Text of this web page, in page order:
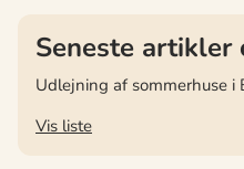
Seneste artikler
Udlejning af sommerhuse i
Vis liste